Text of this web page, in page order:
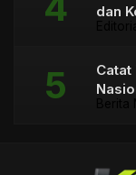
dan